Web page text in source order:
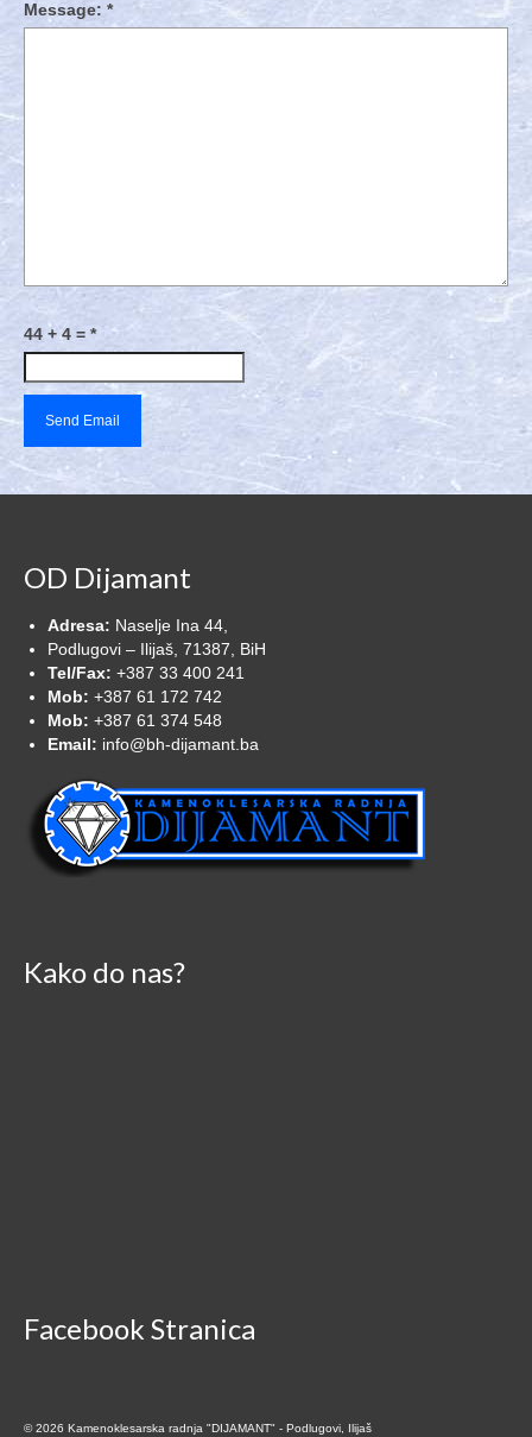
Message: *
44 + 4 = *
OD Dijamant
Adresa: Naselje Ina 44,
Podlugovi – Ilijaš, 71387, BiH
Tel/Fax: +387 33 400 241
Mob: +387 61 172 742
Mob: +387 61 374 548
Email: info@bh-dijamant.ba
Kako do nas?
Facebook Stranica
© 2026 Kamenoklesarska radnja "DIJAMANT" - Podlugovi, Ilijaš